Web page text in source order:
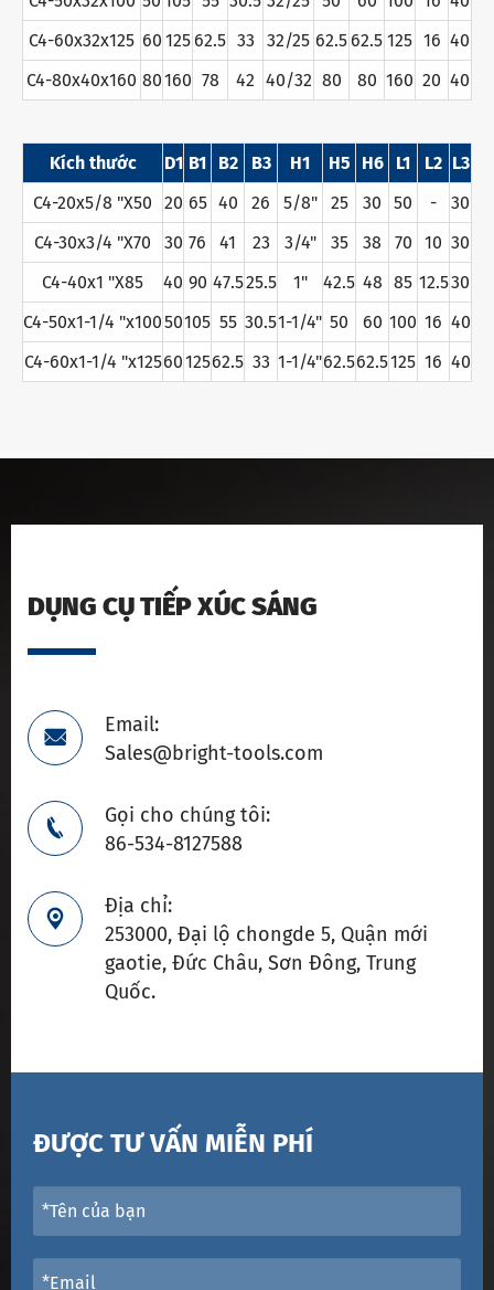
C4-60x32x125 60 125 62.5 33 32/25 62.5 62.5 125 16 40
C4-80x40x160 80160 78 42 40/32 80 80 160 20 40
Kích thước D1 B1 B2 B3 H1 H5 H6 L1 L2 L3
C4-20x5/8 "X50
20 65 40 26 5/8" 25 30 50 -
30
C4-30x3/4 "X70
30 76 41 23 3/4" 35 38 70 10 30
C4-40x1 "X85
40 90 47.525.5 1" 42.5 48 85 12.530
C4-50x1-1/4 "x10050105 55 30.51-1/4" 50 60 100 16 40
C4-60x1-1/4 "x1256012562.5 33 1-1/4"62.562.5125 16 40
DỤNG CỤ TIẾP XÚC SÁNG

Email:
Sales@bright-tools.com

Gọi cho chúng tôi:
86-534-8127588

Địa chỉ:
253000, Đại lộ chongde 5, Quận mới
gaotie, Đức Châu, Sơn Đông, Trung
Quốc.
ĐƯỢC TƯ VẤN MIỄN PHÍ